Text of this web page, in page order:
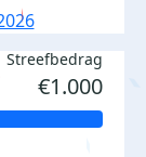
Streefbedrag
€1.000